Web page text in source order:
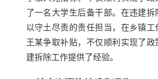
了一名大学生后备干部。在违建
以守土尽责的责任担当，在乡镇
王某争取补贴，不仅顺利实现了
建拆除工作提供了经验。